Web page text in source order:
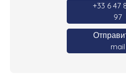
+33 6 47
97
mail